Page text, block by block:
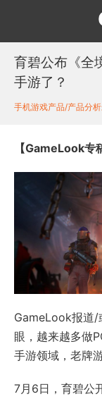
育碧公布《全
手游了？
手机游戏产品/产品分析
【GameLook专
GameLook报道/
眼，越来越多做
手游领域，老牌
7月6日，育碧公